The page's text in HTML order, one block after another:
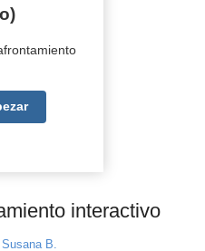
interactivo
Susana B.